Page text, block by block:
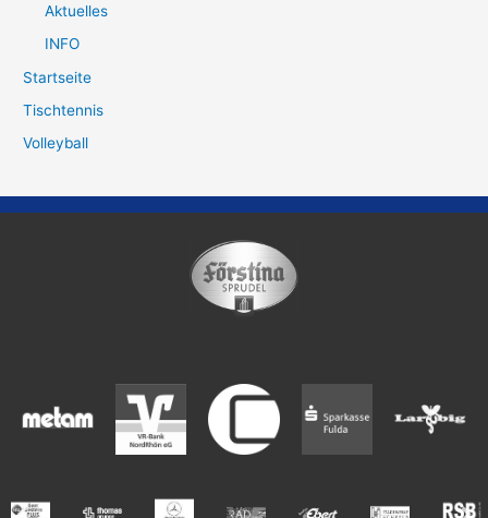
Aktuelles
INFO
Startseite
Tischtennis
Volleyball